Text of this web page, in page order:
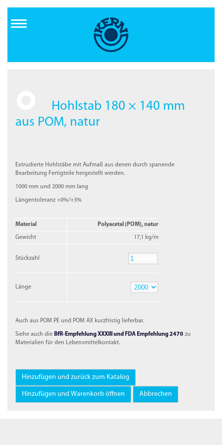
Inhalt
Hohlstab 180 × 140 mm
aus POM, natur
Extrudierte Hohlstäbe mit Aufmaß aus denen durch spanende
Bearbeitung Fertigteile hergestellt werden.
1000 mm und 2000 mm lang
Längentoleranz +0%/+3%
Material Polyacetal (POM), natur
Gewicht 17,1 kg/m
Stückzahl
Länge
Auch aus POM PE und POM AX kurzfristig lieferbar.
Siehe auch dieBfR-Empfehlung XXXIII und FDA Empfehlung 2470 zu
Materialien für den Lebensmittelkontakt.